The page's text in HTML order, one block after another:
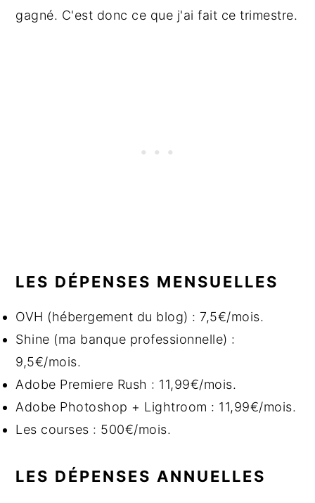
gagné. C'est donc ce que j'ai fait ce trimestre.
LES DÉPENSES MENSUELLES
OVH (hébergement du blog) : 7,5€/mois.
Shine (ma banque professionnelle) :
9,5€/mois.
Adobe Premiere Rush : 11,99€/mois.
Adobe Photoshop + Lightroom : 11,99€/mois.
Les courses : 500€/mois.
LES DÉPENSES ANNUELLES